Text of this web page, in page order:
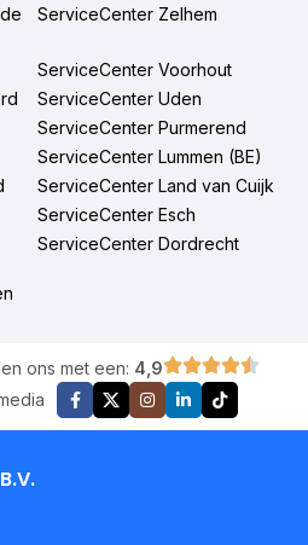
ServiceCenter Zelhem
ServiceCenter Voorhout
ServiceCenter Uden
ServiceCenter Purmerend
ServiceCenter Lummen (BE)
ServiceCenter Land van Cuijk
ServiceCenter Esch
ServiceCenter Dordrecht
ons met een: 4,9